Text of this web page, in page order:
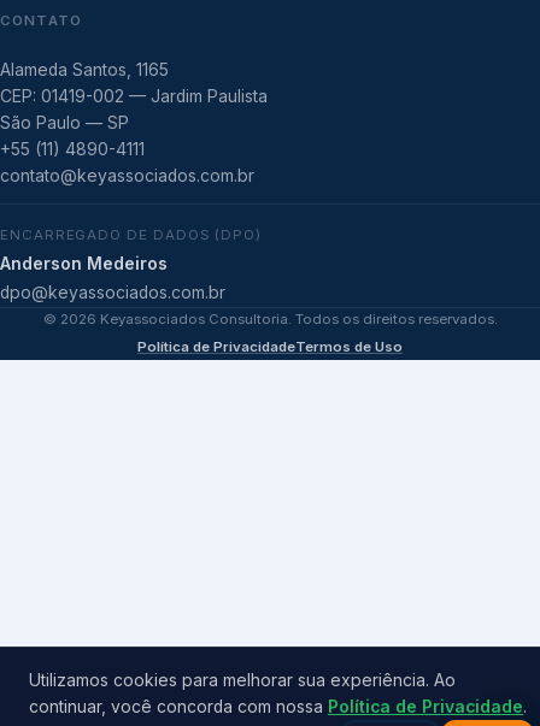
CONTATO
Alameda Santos, 1165
CEP: 01419-002 — Jardim Paulista
São Paulo — SP
+55 (11) 4890-4111
contato@keyassociados.com.br
ENCARREGADO DE DADOS (DPO)
Anderson Medeiros
dpo@keyassociados.com.br
© 2026 Keyassociados Consultoria. Todos os direitos reservados.
Política de PrivacidadeTermos de Uso
Utilizamos cookies para melhorar sua experiência. Ao
continuar, você concorda com nossa Política de Privacidade.